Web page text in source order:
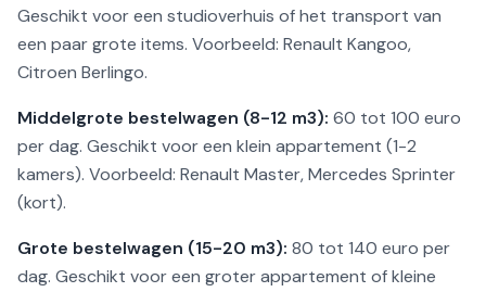
Geschikt voor een studioverhuis of het transport van
een paar grote items. Voorbeeld: Renault Kangoo,
Citroen Berlingo.
Middelgrote bestelwagen (8-12 m3): 60 tot 100 euro
per dag. Geschikt voor een klein appartement (1-2
kamers). Voorbeeld: Renault Master, Mercedes Sprinter
(kort).
Grote bestelwagen (15-20 m3): 80 tot 140 euro per
dag. Geschikt voor een groter appartement of kleine